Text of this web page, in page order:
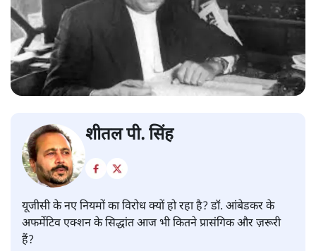
शीतल पी. सिंह
यूजीसी के नए नियमों का विरोध क्यों हो रहा है? डॉ. आंबेडकर के
अफर्मेटिव एक्शन के सिद्धांत आज भी कितने प्रासंगिक और ज़रूरी
हैं?